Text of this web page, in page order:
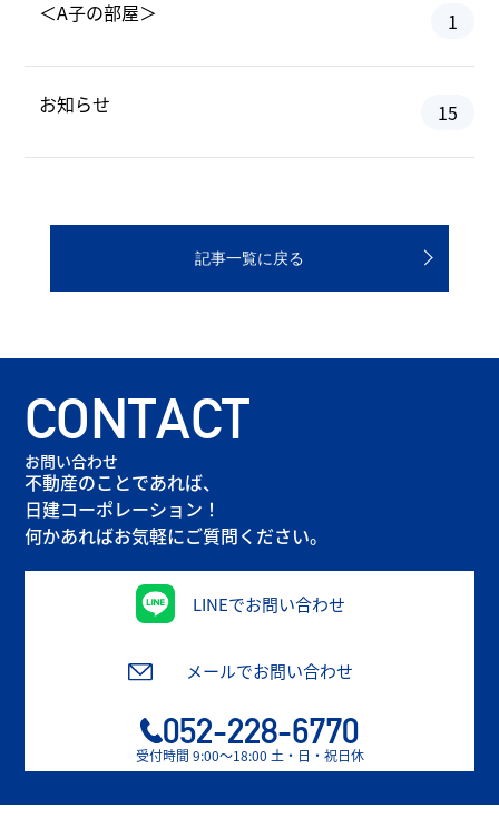
＜A子の部屋＞ 1
お知らせ 15
記事一覧に戻る
CONTACT
お問い合わせ
不動産のことであれば、
日建コーポレーション！
何かあればお気軽にご質問ください。
LINEでお問い合わせ
メールでお問い合わせ
052-228-6770
受付時間 9:00〜18:00 土・日・祝日休